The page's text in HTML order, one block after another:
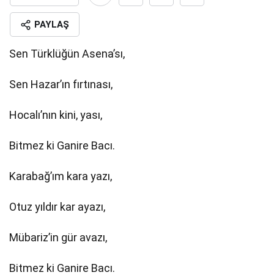
PAYLAŞ
Sen Türklüğün Asena’sı,
Sen Hazar’ın fırtınası,
Hocalı’nın kini, yası,
Bitmez ki Ganire Bacı.
Karabağ’ım kara yazı,
Otuz yıldır kar ayazı,
Mübariz’in gür avazı,
Bitmez ki Ganire Bacı.